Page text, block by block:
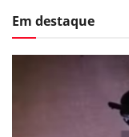
Em destaque